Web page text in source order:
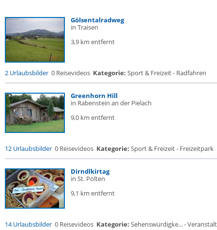
Gölsentalradweg
in Traisen
3,9 km entfernt
2 Urlaubsbilder 0 Reisevideos Kategorie: Sport & Freizeit - Radfahren
Greenhorn Hill
in Rabenstein an der Pielach
9,0 km entfernt
12 Urlaubsbilder 0 Reisevideos Kategorie: Sport & Freizeit - Freizeitpark
Dirndlkirtag
in St. Pölten
9,1 km entfernt
14 Urlaubsbilder 0 Reisevideos Kategorie: Sehenswürdigke... -